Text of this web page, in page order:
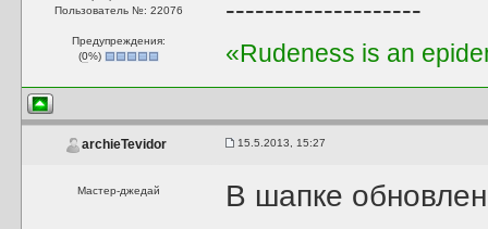
Пользователь №: 22076
Предупреждения:
(0%)
--------------------
«Rudeness is an
archieTevidor 15.5.2013, 15:27
Мастер-джедай
В шапке